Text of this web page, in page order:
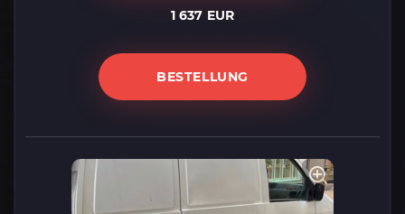
1 637 EUR
BESTELLUNG